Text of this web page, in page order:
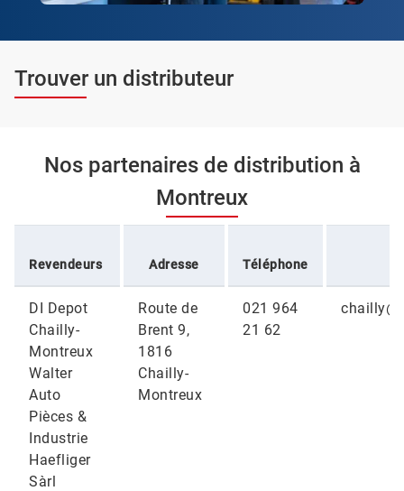
Trouver un distributeur
Nos partenaires de distribution à
Montreux
Revendeurs Adresse Téléphone
DI Depot
Chailly-
Montreux
Walter
Auto
Pièces &
Industrie
Haefliger
Sàrl
Route de
Brent 9,
1816
Chailly-
Montreux
021 964
21 62